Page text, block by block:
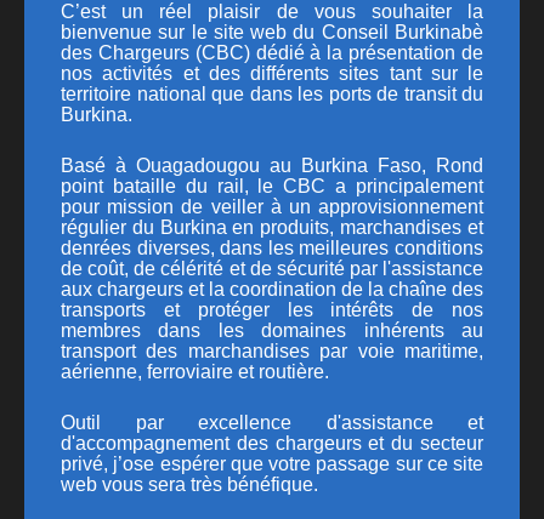
C’est un réel plaisir de vous souhaiter la
bienvenue sur le site web du Conseil Burkinabè
des Chargeurs (CBC) dédié à la présentation de
nos activités et des différents sites tant sur le
territoire national que dans les ports de transit du
Burkina.
Basé à Ouagadougou au Burkina Faso, Rond
point bataille du rail, le CBC a principalement
pour mission de veiller à un approvisionnement
régulier du Burkina en produits, marchandises et
denrées diverses, dans les meilleures conditions
de coût, de célérité et de sécurité par l'assistance
aux chargeurs et la coordination de la chaîne des
transports et protéger les intérêts de nos
membres dans les domaines inhérents au
transport des marchandises par voie maritime,
aérienne, ferroviaire et routière.
Outil par excellence d'assistance et
d'accompagnement des chargeurs et du secteur
privé, j’ose espérer que votre passage sur ce site
web vous sera très bénéfique.